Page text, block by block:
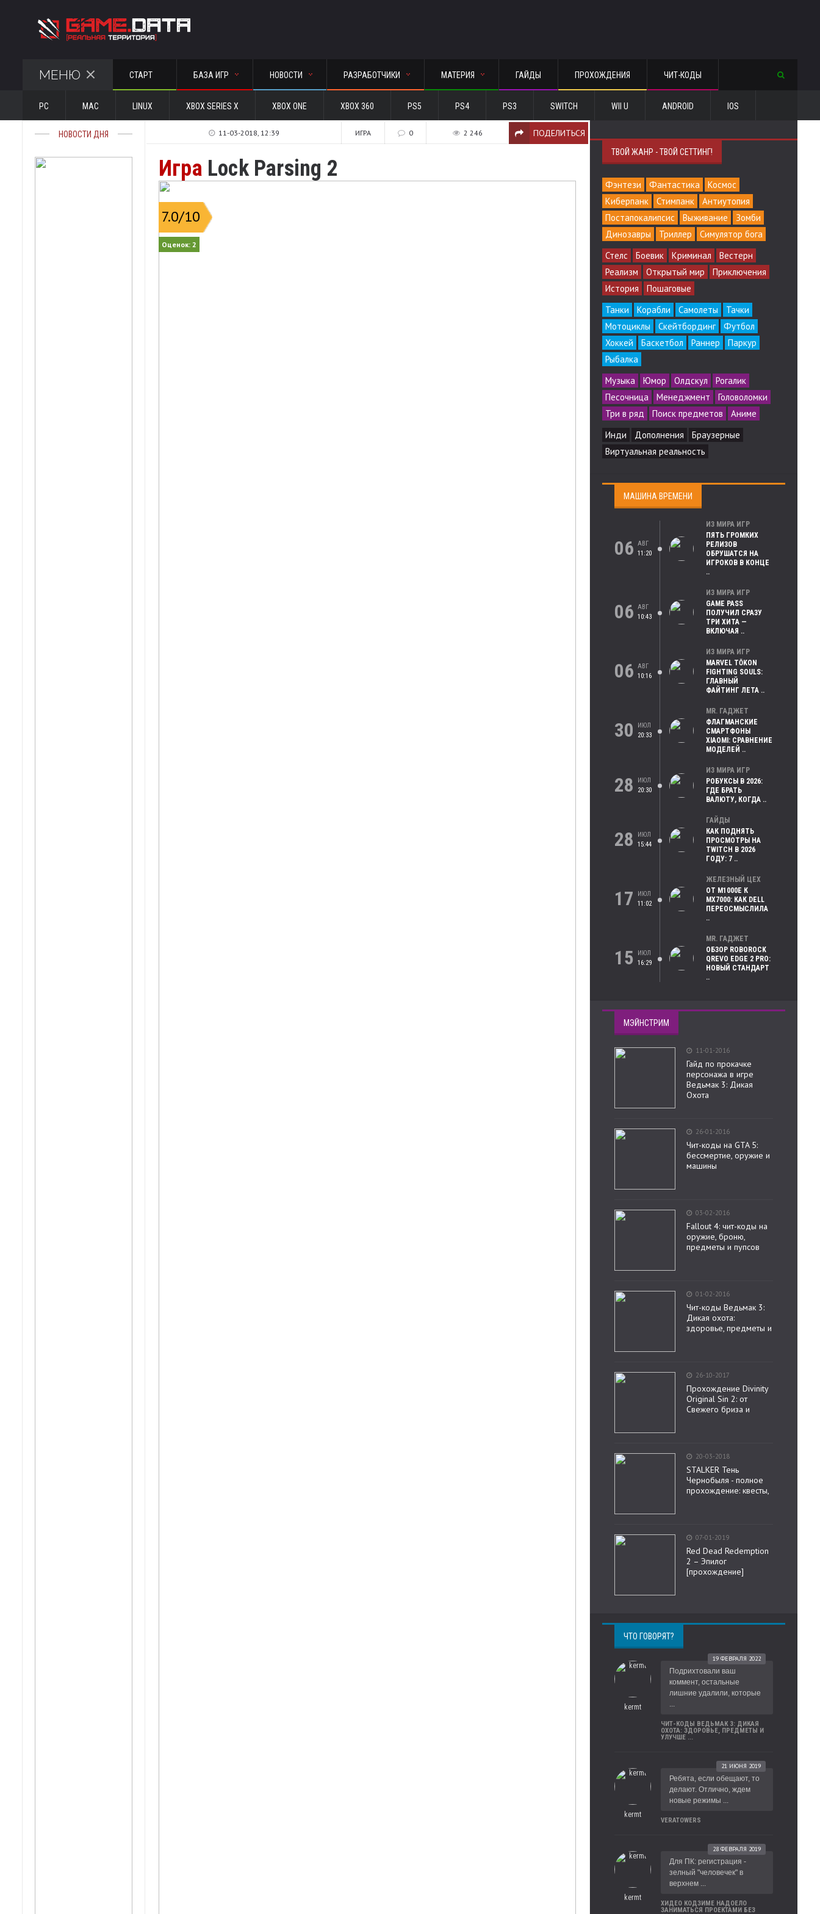
МЕНЮ СТАРТ БАЗА ИГР НОВОСТИ РАЗРАБОТЧИКИ МАТЕРИЯ ГАЙДЫ ПРОХОЖДЕНИЯ ЧИТ-КОДЫ
PC MAC LINUX XBOX SERIES X XBOX ONE XBOX 360 PS5 PS4 PS3 SWITCH WII U ANDROID IOS
НОВОСТИ ДНЯ 11-03-2018, 12:39 ИГРА 0 2 246 ПОДЕЛИТЬСЯ
Игра Lock Parsing 2
7.0/10
Оценок: 2
ТВОЙ ЖАНР - ТВОЙ СЕТТИНГ!
Фэнтези Фантастика
Космос
Киберпанк
Стимпанк
Антиутопия
Постапокалипсис
Выживание
Зомби
Динозавры
Триллер
Симулятор бога
Стелс
Боевик Криминал
Вестерн
Реализм
Открытый мир
Приключения
История
Пошаговые
Танки
Корабли Самолеты
Тачки
Мотоциклы
Скейтбординг
Футбол
Хоккей
Баскетбол Раннер
Паркур
Рыбалка
Музыка
Юмор Олдскул
Рогалик
Песочница
Менеджмент
Головоломки
Три в ряд
Поиск предметов
Аниме
Инди
Дополнения
Браузерные
Виртуальная реальность
МАШИНА ВРЕМЕНИ
06 АВГ
11:20
ИЗ МИРА ИГР
ПЯТЬ ГРОМКИХ
РЕЛИЗОВ
ОБРУШАТСЯ НА
ИГРОКОВ В КОНЦЕ
..
06 АВГ
10:43
ИЗ МИРА ИГР
GAME PASS
ПОЛУЧИЛ СРАЗУ
ТРИ ХИТА —
ВКЛЮЧАЯ ..
06 АВГ
10:16
ИЗ МИРА ИГР
MARVEL TŌKON
FIGHTING SOULS:
ГЛАВНЫЙ
ФАЙТИНГ ЛЕТА ..
30
ИЮЛ
20:33
MR. ГАДЖЕТ
ФЛАГМАНСКИЕ
СМАРТФОНЫ
XIAOMI: СРАВНЕНИЕ
МОДЕЛЕЙ ..
28
ИЮЛ
20:30
ИЗ МИРА ИГР
РОБУКСЫ В 2026:
ГДЕ БРАТЬ
ВАЛЮТУ, КОГДА ..
28
ИЮЛ
15:44
ГАЙДЫ
КАК ПОДНЯТЬ
ПРОСМОТРЫ НА
TWITCH В 2026
ГОДУ: 7 ..
17
ИЮЛ
11:02
ЖЕЛЕЗНЫЙ ЦЕХ
ОТ M1000E К
MX7000: КАК DELL
ПЕРЕОСМЫСЛИЛА
..
15
ИЮЛ
16:29
MR. ГАДЖЕТ
ОБЗОР ROBOROCK
QREVO EDGE 2 PRO:
НОВЫЙ СТАНДАРТ
..
МЭЙНСТРИМ
11-01-2016
Гайд по прокачке
персонажа в игре
Ведьмак 3: Дикая
Охота
26-01-2016
Чит-коды на GTA 5:
бессмертие, оружие и
машины
03-02-2016
Fallout 4: чит-коды на
оружие, броню,
предметы и пупсов
01-02-2016
Чит-коды Ведьмак 3:
Дикая охота:
здоровье, предметы и
26-10-2017
Прохождение Divinity
Original Sin 2: от
Свежего бриза и
20-03-2018
STALKER Тень
Чернобыля - полное
прохождение: квесты,
07-01-2019
Red Dead Redemption
2 – Эпилог
[прохождение]
ЧТО ГОВОРЯТ?
kermt
19 ФЕВРАЛЯ 2022
Подрихтовали ваш
коммент, остальные
лишние удалили, которые
...
ЧИТ-КОДЫ ВЕДЬМАК 3: ДИКАЯ
ОХОТА: ЗДОРОВЬЕ, ПРЕДМЕТЫ И
УЛУЧШЕ ...
kermt
21 ИЮНЯ 2019
Ребята, если обещают, то
делают. Отлично, ждем
новые режимы ...
VERATOWERS
kermt
28 ФЕВРАЛЯ 2019
Для ПК: регистрация -
зелный "человечек" в
верхнем ...
ХИДЕО КОДЗИМЕ НАДОЕЛО
ЗАНИМАТЬСЯ ПРОЕКТАМИ БЕЗ